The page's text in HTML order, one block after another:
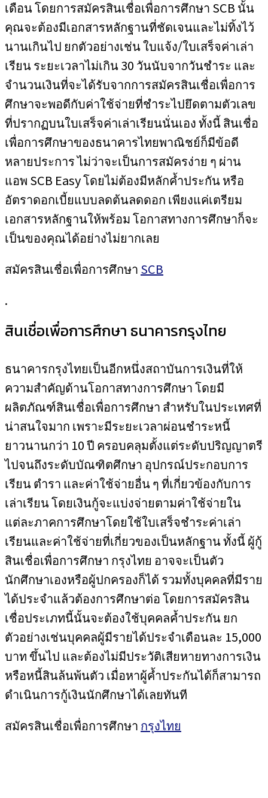
เดือน โดยการสมัครสินเชื่อเพื่อการศึกษา SCB นั้น
คุณจะต้องมีเอกสารหลักฐานที่ชัดเจนและไม่ทิ้งไว้
นานเกินไป ยกตัวอย่างเช่น ใบแจ้ง/ใบเสร็จค่าเล่า
เรียน ระยะเวลาไม่เกิน 30 วันนับจากวันชำระ และ
จำนวนเงินที่จะได้รับจากการสมัครสินเชื่อเพื่อการ
ศึกษาจะพอดีกับค่าใช้จ่ายที่ชำระไปยึดตามตัวเลข
ที่ปรากฏบนใบเสร็จค่าเล่าเรียนนั่นเอง ทั้งนี้ สินเชื่อ
เพื่อการศึกษาของธนาคารไทยพาณิชย์ก็มีข้อดี
หลายประการ ไม่ว่าจะเป็นการสมัครง่าย ๆ ผ่าน
แอพ SCB Easy โดยไม่ต้องมีหลักค้ำประกัน หรือ
อัตราดอกเบี้ยแบบลดต้นลดดอก เพียงแค่เตรียม
เอกสารหลักฐานให้พร้อม โอกาสทางการศึกษาก็จะ
เป็นของคุณได้อย่างไม่ยากเลย
สมัครสินเชื่อเพื่อการศึกษา SCB
.
สินเชื่อเพื่อการศึกษา ธนาคารกรุงไทย
ธนาคารกรุงไทยเป็นอีกหนึ่งสถาบันการเงินที่ให้
ความสำคัญด้านโอกาสทางการศึกษา โดยมี
ผลิตภัณฑ์สินเชื่อเพื่อการศึกษา สำหรับในประเทศที่
น่าสนใจมาก เพราะมีระยะเวลาผ่อนชำระหนี้
ยาวนานกว่า 10 ปี ครอบคลุมตั้งแต่ระดับปริญญาตรี
ไปจนถึงระดับบัณฑิตศึกษา อุปกรณ์ประกอบการ
เรียน ตำรา และค่าใช้จ่ายอื่น ๆ ที่เกี่ยวข้องกับการ
เล่าเรียน โดยเงินกู้จะแบ่งจ่ายตามค่าใช้จ่ายใน
แต่ละภาคการศึกษาโดยใช้ใบเสร็จชำระค่าเล่า
เรียนและค่าใช้จ่ายที่เกี่ยวของเป็นหลักฐาน ทั้งนี้ ผู้กู้
สินเชื่อเพื่อการศึกษา กรุงไทย อาจจะเป็นตัว
นักศึกษาเองหรือผู้ปกครองก็ได้ รวมทั้งบุคคลที่มีราย
ได้ประจำแล้วต้องการศึกษาต่อ โดยการสมัครสิน
เชื่อประเภทนี้นั้นจะต้องใช้บุคคลค้ำประกัน ยก
ตัวอย่างเช่นบุคคลผู้มีรายได้ประจำเดือนละ 15,000
บาท ขึ้นไป และต้องไม่มีประวัติเสียหายทางการเงิน
หรือหนี้สินล้นพ้นตัว เมื่อหาผู้ค้ำประกันได้ก็สามารถ
ดำเนินการกู้เงินนักศึกษาได้เลยทันที
สมัครสินเชื่อเพื่อการศึกษา กรุงไทย